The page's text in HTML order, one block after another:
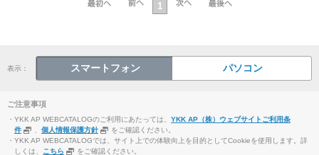
1
表示： スマートフォン パソコン
ご注意事項
・YKK AP WEBCATALOGのご利用にあたっては、 YKK AP（株）ウェブサイトご利用条
件
個人情報保護方針
をご確認ください。
・YKK AP WEBCATALOGでは、サイト上での体験向上を目的としてCookieを使用します。詳
しくは、 こちら をご確認ください。